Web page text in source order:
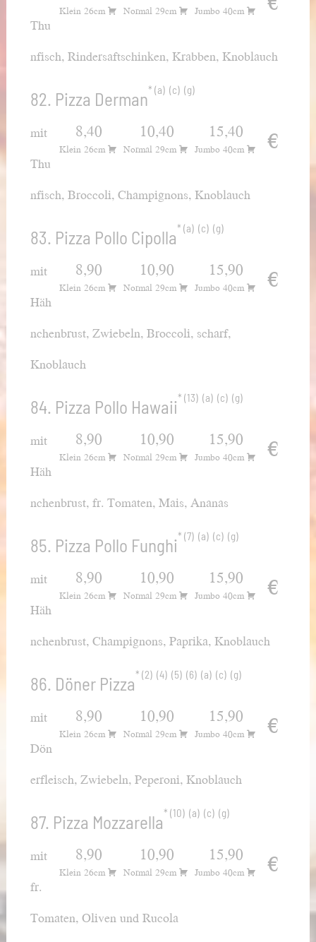
Klein 26cm Normal 29cm Jumbo 40cm
Thu
nfisch, Rindersaftschinken, Krabben, Knoblauch
82. Pizza Derman a c g
8,40
Klein 26cm
10,40
Normal 29cm
15,40
Jumbo 40cm €
mit
Thu
nfisch, Broccoli, Champignons, Knoblauch
83. Pizza Pollo Cipolla a c g
8,90
Klein 26cm
10,90
Normal 29cm
15,90
Jumbo 40cm €
mit
Häh
nchenbrust, Zwiebeln, Broccoli, scharf,
Knoblauch
84. Pizza Pollo Hawaii 13 a c g
8,90
Klein 26cm
10,90
Normal 29cm
15,90
Jumbo 40cm €
mit
Häh
nchenbrust, fr. Tomaten, Mais, Ananas
85. Pizza Pollo Funghi 7 a c g
8,90
Klein 26cm
10,90
Normal 29cm
15,90
Jumbo 40cm €
mit
Häh
nchenbrust, Champignons, Paprika, Knoblauch
86. Döner Pizza 2 4 5 6 a c g
8,90
Klein 26cm
10,90
Normal 29cm
15,90
Jumbo 40cm €
mit
Dön
erfleisch, Zwiebeln, Peperoni, Knoblauch
87. Pizza Mozzarella 10 a c g
8,90
Klein 26cm
10,90
Normal 29cm
15,90
Jumbo 40cm €
mit
fr.
Tomaten, Oliven und Rucola